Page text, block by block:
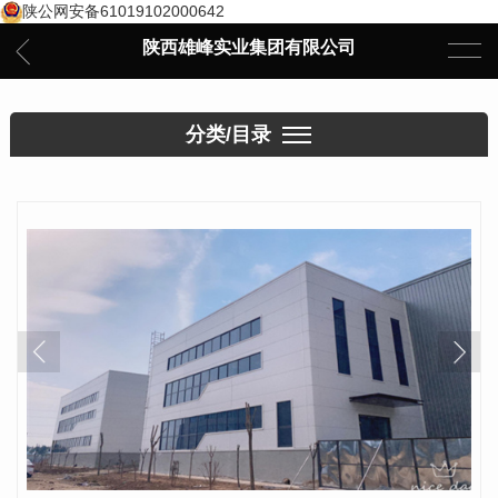
陕公网安备61019102000642
陕西雄峰实业集团有限公司
分类/目录